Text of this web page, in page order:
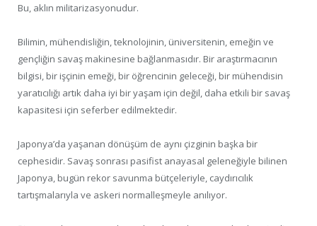
Bu, aklın militarizasyonudur.
Bilimin, mühendisliğin, teknolojinin, üniversitenin, emeğin ve
gençliğin savaş makinesine bağlanmasıdır. Bir araştırmacının
bilgisi, bir işçinin emeği, bir öğrencinin geleceği, bir mühendisin
yaratıcılığı artık daha iyi bir yaşam için değil, daha etkili bir savaş
kapasitesi için seferber edilmektedir.
Japonya’da yaşanan dönüşüm de aynı çizginin başka bir
cephesidir. Savaş sonrası pasifist anayasal geleneğiyle bilinen
Japonya, bugün rekor savunma bütçeleriyle, caydırıcılık
tartışmalarıyla ve askeri normalleşmeyle anılıyor.